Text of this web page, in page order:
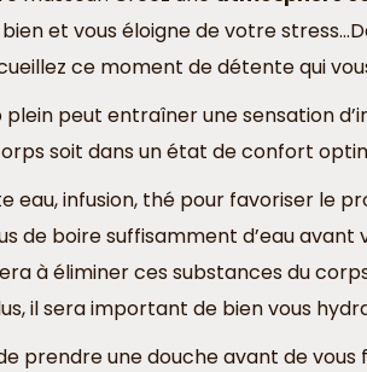
et vous éloigne de votre
ce moment de détente qui
peut entraîner une sensation
soit dans un état de confort
eau, infusion, thé pour favoriser le
de boire suffisamment d’eau
à éliminer ces substances du
il sera important de bien vous
prendre une douche avant de